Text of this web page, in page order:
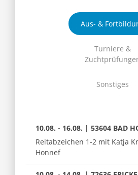
Aus- &
Turniere &
Sonstiges
10.08. - 16.08. | 53604 BAD
Reitabzeichen 1-2 mit Katja
Honnef